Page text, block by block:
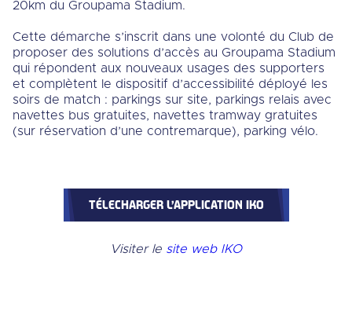
20km du Groupama Stadium.
Cette démarche s’inscrit dans une volonté du Club de
proposer des solutions d’accès au Groupama Stadium
qui répondent aux nouveaux usages des supporters
et complètent le dispositif d’accessibilité déployé les
soirs de match : parkings sur site, parkings relais avec
navettes bus gratuites, navettes tramway gratuites
(sur réservation d’une contremarque), parking vélo.
TÉLECHARGER L’APPLICATION IKO
Visiter le site web IKO